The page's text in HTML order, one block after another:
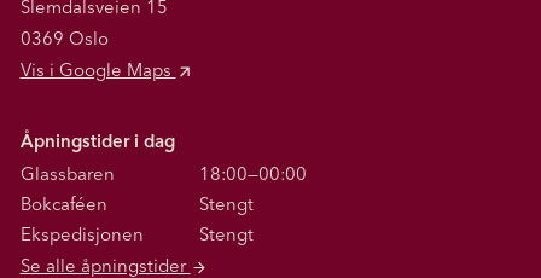
Slemdalsveien 15
0369 Oslo
Vis i Google Maps
Åpningstider i dag
Glassbaren
18:00—00:00
Bokcaféen
Stengt
Ekspedisjonen
Stengt
Se alle åpningstider